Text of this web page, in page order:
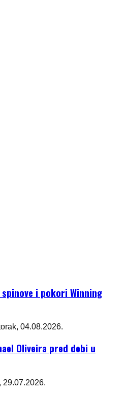
spinove i pokori Winning
04.08.2026.
Oliveira pred debi u
29.07.2026.